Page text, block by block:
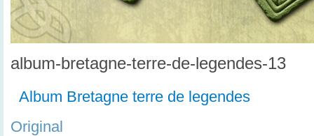
album-bretagne-terre-de-legendes-13
Album Bretagne terre de legendes
Original